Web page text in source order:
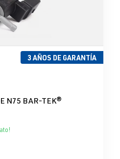
3 AÑOS DE GARANTÍA
4.31 de 5 estrellas
N75 BAR-TEK®